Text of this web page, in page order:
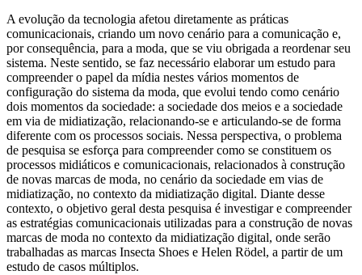
A evolução da tecnologia afetou diretamente as práticas
comunicacionais, criando um novo cenário para a comunicação e,
por consequência, para a moda, que se viu obrigada a reordenar seu
sistema. Neste sentido, se faz necessário elaborar um estudo para
compreender o papel da mídia nestes vários momentos de
configuração do sistema da moda, que evolui tendo como cenário
dois momentos da sociedade: a sociedade dos meios e a sociedade
em via de midiatização, relacionando-se e articulando-se de forma
diferente com os processos sociais. Nessa perspectiva, o problema
de pesquisa se esforça para compreender como se constituem os
processos midiáticos e comunicacionais, relacionados à construção
de novas marcas de moda, no cenário da sociedade em vias de
midiatização, no contexto da midiatização digital. Diante desse
contexto, o objetivo geral desta pesquisa é investigar e compreender
as estratégias comunicacionais utilizadas para a construção de novas
marcas de moda no contexto da midiatização digital, onde serão
trabalhadas as marcas Insecta Shoes e Helen Rödel, a partir de um
estudo de casos múltiplos.